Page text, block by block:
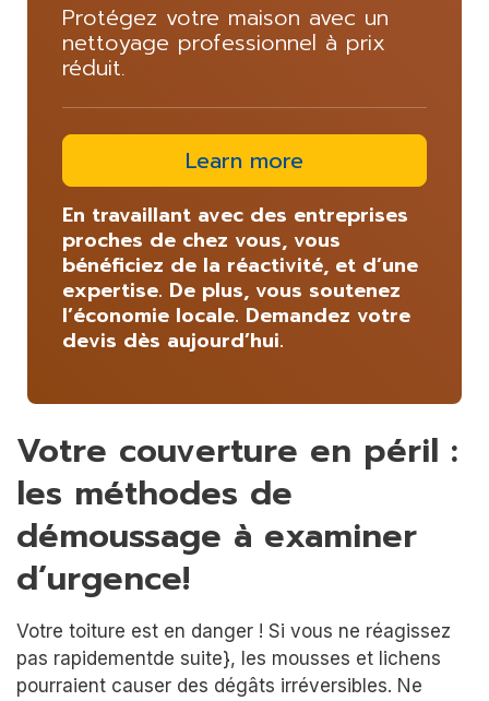
Protégez votre maison avec un
nettoyage professionnel à prix
réduit.
Learn more
En travaillant avec des entreprises
proches de chez vous, vous
bénéficiez de la réactivité, et d’une
expertise. De plus, vous soutenez
l’économie locale. Demandez votre
devis dès aujourd’hui.
Votre couverture en péril :
les méthodes de
démoussage à examiner
d’urgence!
Votre toiture est en danger ! Si vous ne réagissez
pas rapidementde suite}, les mousses et lichens
pourraient causer des dégâts irréversibles. Ne